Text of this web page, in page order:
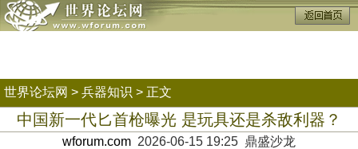
世界论坛网 > 兵器知识 > 正文
中国新一代匕首枪曝光 是玩具还是杀敌利器？
wforum.com 2026-06-15 19:25 鼎盛沙龙